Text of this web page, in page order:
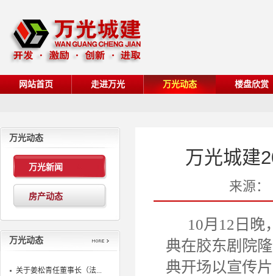
网站首页 走进万光 万光动态 楼盘欣赏
万光动态
万光新闻
房产动态
万光动态
关于姜松青任董事长（法...
万光城建
来源：
10月12日晚
典在胶东剧院
典开场以宣传